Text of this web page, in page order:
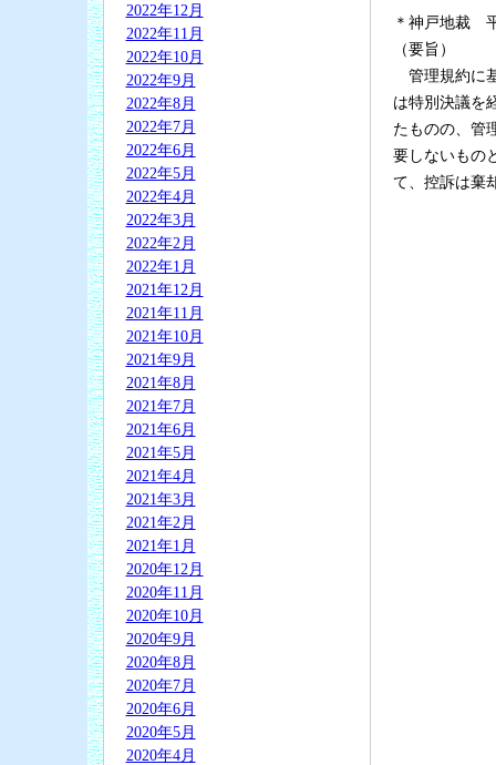
2022年12月
2022年11月
2022年10月
2022年9月
2022年8月
2022年7月
2022年6月
2022年5月
2022年4月
2022年3月
2022年2月
2022年1月
2021年12月
2021年11月
2021年10月
2021年9月
2021年8月
2021年7月
2021年6月
2021年5月
2021年4月
2021年3月
2021年2月
2021年1月
2020年12月
2020年11月
2020年10月
2020年9月
2020年8月
2020年7月
2020年6月
2020年5月
2020年4月
＊神戸地裁
（要旨）
管理規約に
は特別決議を
たものの、管
要しないもの
て、控訴は棄